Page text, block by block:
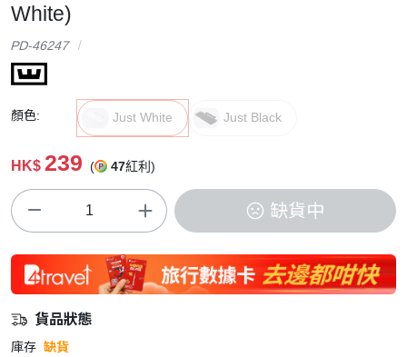
White)
PD-46247
顏色: Just White Just Black
HK$ 239 ( 47紅利)
缺貨中
貨品狀態
庫存 缺貨